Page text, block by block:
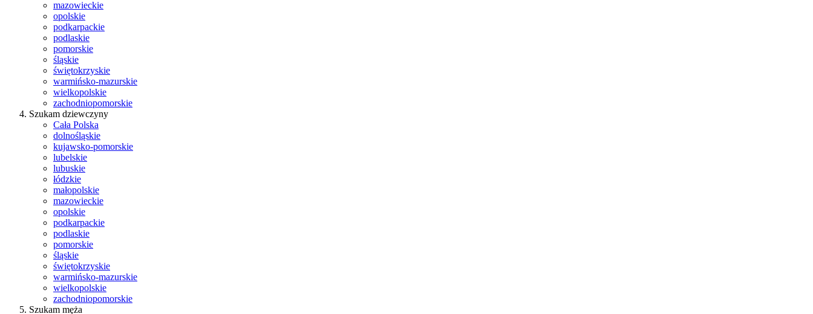
mazowieckie
opolskie
podkarpackie
podlaskie
pomorskie
śląskie
świętokrzyskie
warmińsko-mazurskie
wielkopolskie
zachodniopomorskie
Szukam dziewczyny
Cała Polska
dolnośląskie
kujawsko-pomorskie
lubelskie
lubuskie
łódzkie
małopolskie
mazowieckie
opolskie
podkarpackie
podlaskie
pomorskie
śląskie
świętokrzyskie
warmińsko-mazurskie
wielkopolskie
zachodniopomorskie
Szukam męża